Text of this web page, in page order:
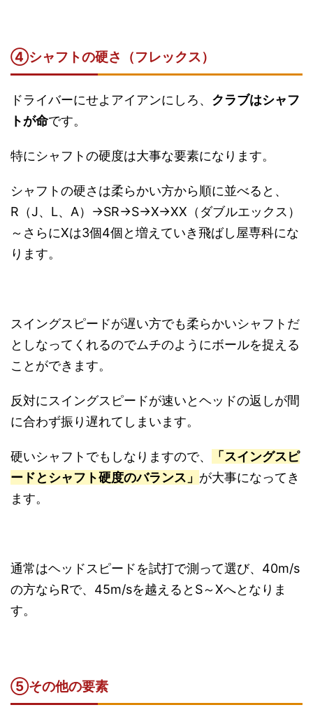
④シャフトの硬さ（フレックス）
ドライバーにせよアイアンにしろ、 クラブはシャフ
トが命です。
特にシャフトの硬度は大事な要素になります。
シャフトの硬さは柔らかい方から順に並べると、
R（J、L、A）→SR→S→X→XX（ダブルエックス）
～さらにXは3個4個と増えていき飛ばし屋専科にな
ります。
スイングスピードが遅い方でも柔らかいシャフトだ
としなってくれるのでムチのようにボールを捉える
ことができます。
反対にスイングスピードが速いとヘッドの返しが間
に合わず振り遅れてしまいます。
硬いシャフトでもしなりますので、
「スイングスピ
ードとシャフト硬度のバランス」 が大事になってき
ます。
通常はヘッドスピードを試打で測って選び、40m/s
の方ならRで、45m/sを越えるとS～Xへとなりま
す。
⑤その他の要素